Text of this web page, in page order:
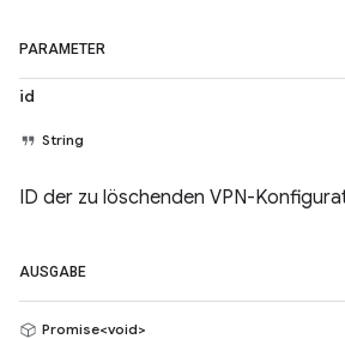
PARAMETER
id
String
ID der zu löschenden VPN-
AUSGABE
Promise<void>